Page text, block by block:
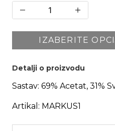
IZABERITE
Detalji o proizvodu
Sastav: 69% Acetat, 31%
Artikal: MARKUS1